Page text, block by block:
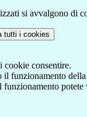
si avvalgono di
tutti i cookies
cookie consentire.
il funzionamento
funzionamento potete